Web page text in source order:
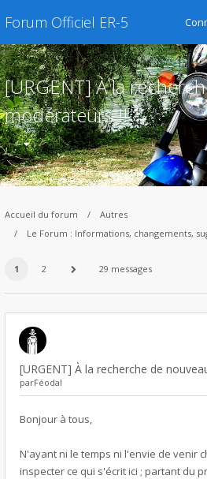
Forum Officiel ER-5
[URGENT] À la
modérateurs !!
Accueil du forum
Autres
Le Forum : Informations, changements,
1 2 29 messages
[URGENT] À la recherche de
parFéodal
Bonjour à tous,
N'ayant ni le temps ni l'envie de venir
inspecter ce qui s'écrit ici ; partant du